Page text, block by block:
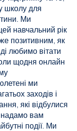
школу для
Ми
навчальний рік
позитивним, як
любимо вітати
щодня онлайн
ми
заходів і
які відбулися
надамо вам
події. Ми